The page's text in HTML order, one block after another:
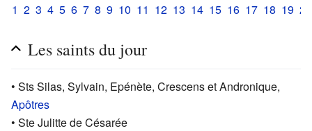
1 2 3 4 5 6 7 8 9 10 11 12 13 14 15 16 17 18 19 20
Les saints du jour
• Sts Silas, Sylvain, Epénète, Crescens et Andronique,
Apôtres
• Ste Julitte de Césarée